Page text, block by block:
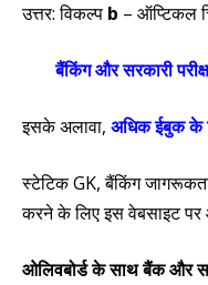
उत्तर: विकल्प b – ऑप्टिकल
बैंकिंग और सरकारी
इसके अलावा, अधिक ईबुक के
स्टेटिकGK,बैंकिंग
करने के लिए इस वेबसाइट पर
ओलिवबोर्ड के साथ बैंक और